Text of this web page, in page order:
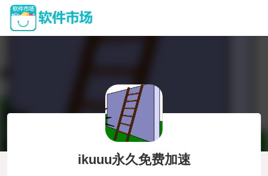
ikuuu永久免费加速